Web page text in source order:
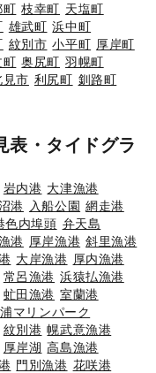
町 枝幸町 天塩町
雄武町 浜中町
紋別市 小平町 厚岸町
町 奥尻町 羽幌町
見市 利尻町 釧路町
表・タイドグラ
岩内港 大津漁港
港 入船公園 網走港
色内埠頭 弁天島
港 厚岸漁港 斜里漁港
大岸漁港 厚内漁港
常呂漁港 浜猿払漁港
虻田漁港 室蘭港
マリンパーク
紋別港 幌武意漁港
厚岸湖 高島漁港
門別漁港 花咲港